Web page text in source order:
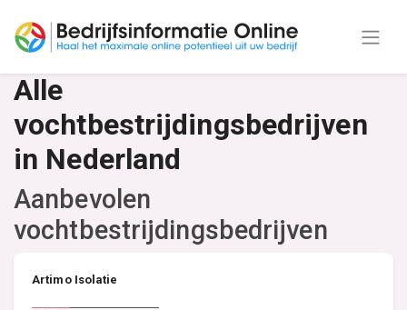
Alle
vochtbestrijdingsbedrijven
in Nederland
Aanbevolen
vochtbestrijdingsbedrijven
Artimo Isolatie